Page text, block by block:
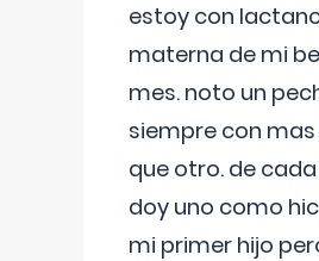
estoy con
materna de mi
mes. noto un
siempre con
que otro. de
doy uno como
mi primer hijo